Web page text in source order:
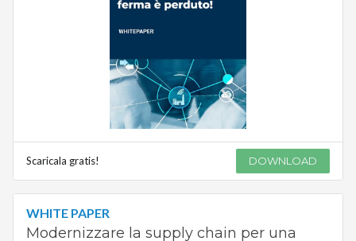
Scaricala gratis! DOWNLOAD
WHITE PAPER
Modernizzare la supply chain per una